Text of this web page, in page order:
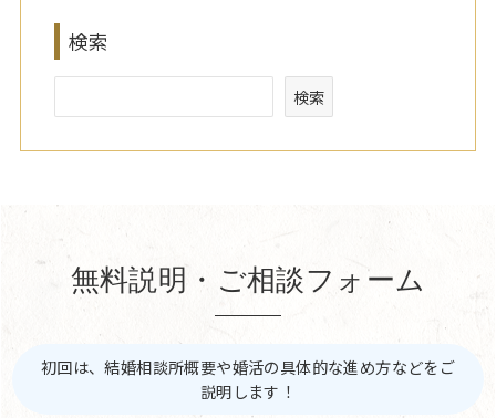
検索
検索
無料説明・ご相談フォーム
初回は、結婚相談所概要や婚活の具体的な進め方などをご
説明します！